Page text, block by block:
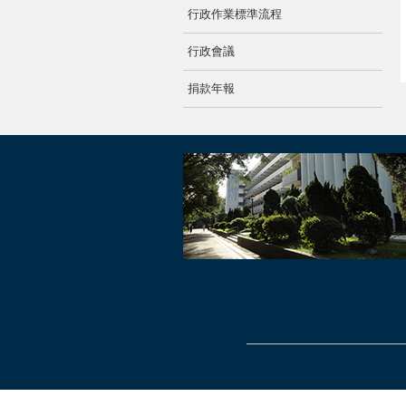
行政作業標準流程
行政會議
捐款年報